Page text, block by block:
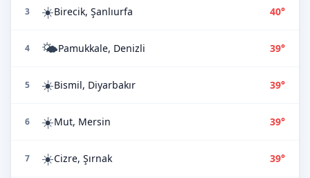
3 ☀️Birecik, Şanlıurfa 40°
4 🌤️Pamukkale, Denizli 39°
5 ☀️Bismil, Diyarbakır 39°
6 ☀️Mut, Mersin 39°
7 ☀️Cizre, Şırnak 39°